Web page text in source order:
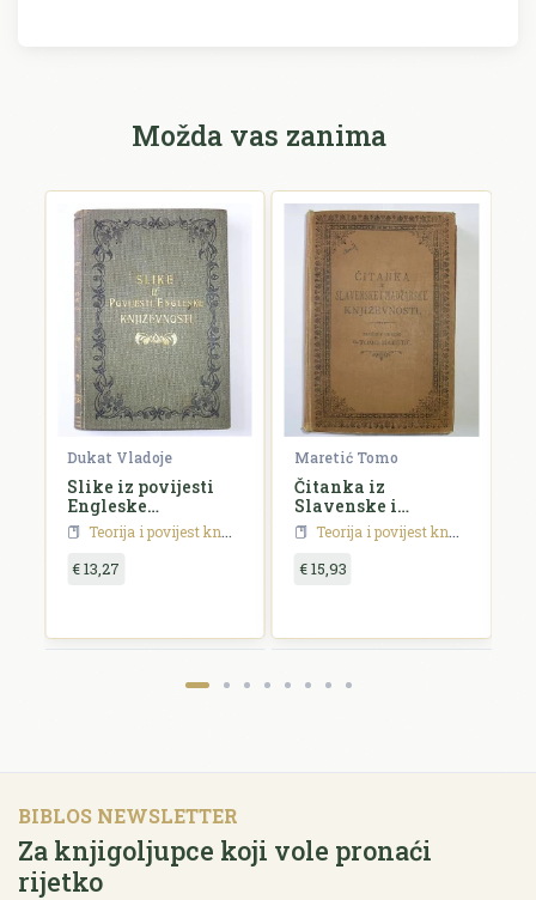
Možda vas zanima
Dukat Vladoje
Slike iz povijesti
Engleske
književnosti
Teorija i povijest književnosti
€ 13,27
Maretić Tomo
Čitanka iz
Slavenske i
Madžarske
književnosti
Teorija i povijest književnosti
€ 15,93
BIBLOS NEWSLETTER
Za knjigoljupce koji vole pronaći
rijetko